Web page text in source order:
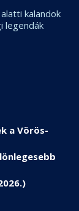
kalandok
legendák
a Vörös-